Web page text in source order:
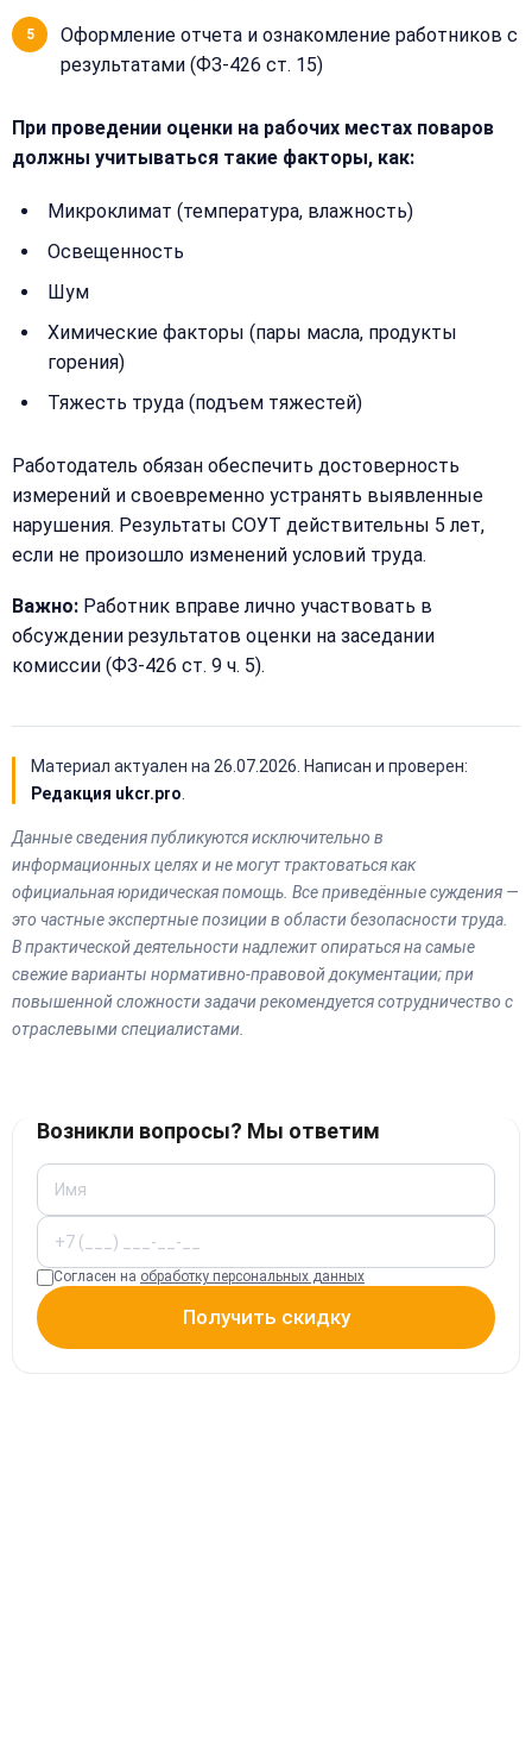
Оформление отчета и ознакомление работников с
результатами (ФЗ-426 ст. 15)
При проведении оценки на рабочих местах поваров
должны учитываться такие факторы, как:
Микроклимат (температура, влажность)
Освещенность
Шум
Химические факторы (пары масла, продукты
горения)
Тяжесть труда (подъем тяжестей)
Работодатель обязан обеспечить достоверность
измерений и своевременно устранять выявленные
нарушения. Результаты СОУТ действительны 5 лет,
если не произошло изменений условий труда.
Важно: Работник вправе лично участвовать в
обсуждении результатов оценки на заседании
комиссии (ФЗ-426 ст. 9 ч. 5).
Материал актуален на 26.07.2026 . Написан и проверен:
Редакция ukcr.pro
Данные сведения публикуются исключительно в
информационных целях и не могут трактоваться как
официальная юридическая помощь. Все приведённые суждения —
это частные экспертные позиции в области безопасности труда.
В практической деятельности надлежит опираться на самые
свежие варианты нормативно-правовой документации; при
повышенной сложности задачи рекомендуется сотрудничество с
отраслевыми специалистами.
Возникли вопросы? Мы ответим
Согласен на обработку персональных данных
Получить скидку